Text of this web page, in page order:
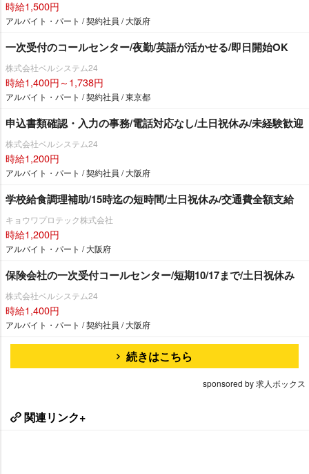
時給1,500円
アルバイト・パート / 契約社員 / 大阪府
一次受付のコールセンター/夜勤/英語が活かせる/即日開始OK
株式会社ベルシステム24
時給1,400円～1,738円
アルバイト・パート / 契約社員 / 東京都
申込書類確認・入力の事務/電話対応なし/土日祝休み/未経験歓迎
株式会社ベルシステム24
時給1,200円
アルバイト・パート / 契約社員 / 大阪府
学校給食調理補助/15時迄の短時間/土日祝休み/交通費全額支給
キョウワプロテック株式会社
時給1,200円
アルバイト・パート / 大阪府
保険会社の一次受付コールセンター/短期10/17まで/土日祝休み
株式会社ベルシステム24
時給1,400円
アルバイト・パート / 契約社員 / 大阪府
続きはこちら
sponsored by 求人ボックス
関連リンク+